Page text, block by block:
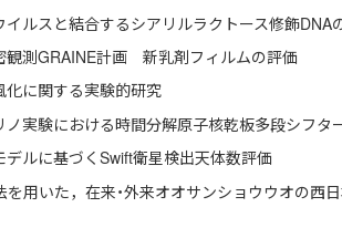
イルスと結合するシアリルラクトース修飾DNA
観測GRAINE計画 新乳剤フィルムの評価
化に関する実験的研究
ノ実験における時間分解原子核乾板多段シフタ
デルに基づくSwift衛星検出天体数評価
を用いた，在来・外来オオサンショウウオの西